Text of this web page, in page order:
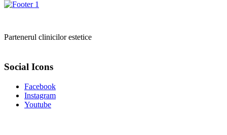
Partenerul clinicilor estetice
Social Icons
Facebook
Instagram
Youtube